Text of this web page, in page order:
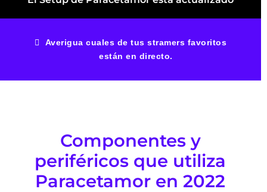
Averigua cuales de tus stramers favoritos
están en directo.
Componentes y
periféricos que utiliza
Paracetamor en 2022